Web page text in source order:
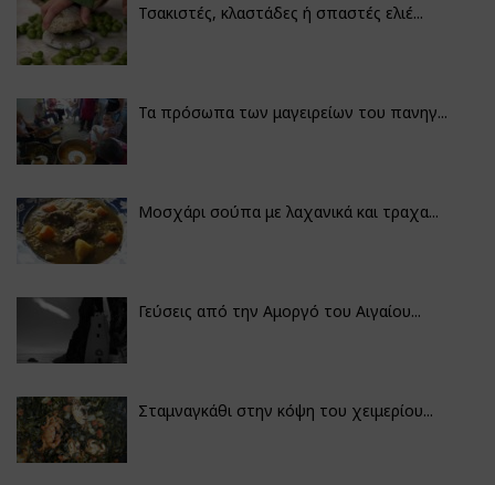
Τσακιστές, κλαστάδες ή σπαστές ελιέ...
Τα πρόσωπα των μαγειρείων του πανηγ...
Μοσχάρι σούπα με λαχανικά και τραχα...
Γεύσεις από την Αμοργό του Αιγαίου...
Σταμναγκάθι στην κόψη του χειμερίου...